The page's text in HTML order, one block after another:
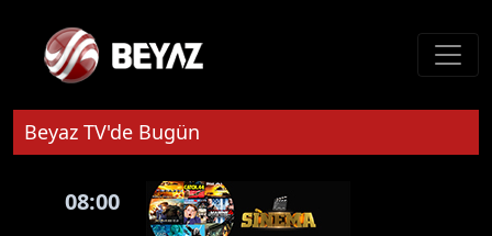
Beyaz TV'de Bugün
08:00